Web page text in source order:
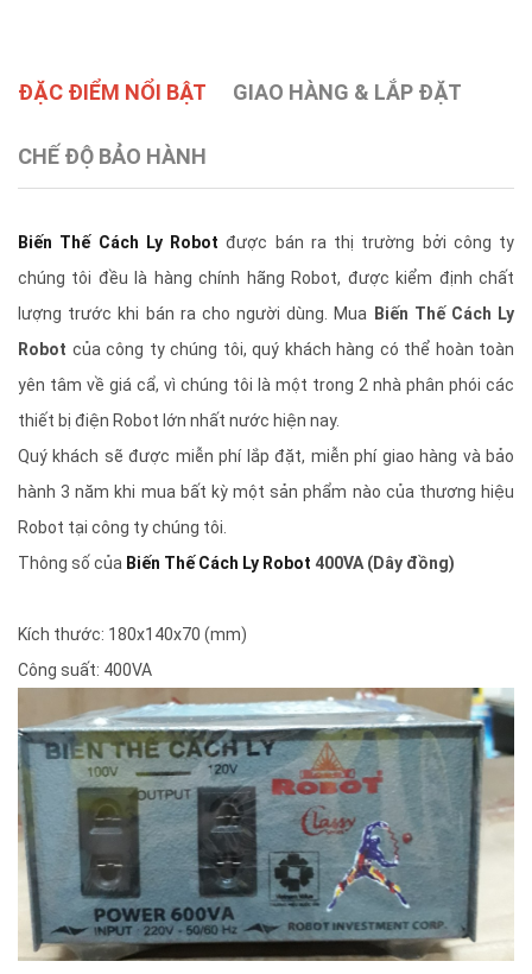
ĐẶC ĐIỂM NỔI BẬT GIAO HÀNG & LẮP ĐẶT
CHẾ ĐỘ BẢO HÀNH
Biến Thế Cách Ly Robot được bán ra thị trường bởi công ty
chúng tôi đều là hàng chính hãng Robot, được kiểm định chất
lượng trước khi bán ra cho người dùng. Mua Biến Thế Cách Ly
Robot của công ty chúng tôi, quý khách hàng có thể hoàn toàn
yên tâm về giá cẩ, vì chúng tôi là một trong 2 nhà phân phói các
thiết bị điện Robot lớn nhất nước hiện nay.
Quý khách sẽ được miễn phí lắp đặt, miễn phí giao hàng và bảo
hành 3 năm khi mua bất kỳ một sản phẩm nào của thương hiệu
Robot tại công ty chúng tôi.
Thông số của Biến Thế Cách Ly Robot 400VA (Dây đồng)
Kích thước: 180x140x70 (mm)
Công suất: 400VA